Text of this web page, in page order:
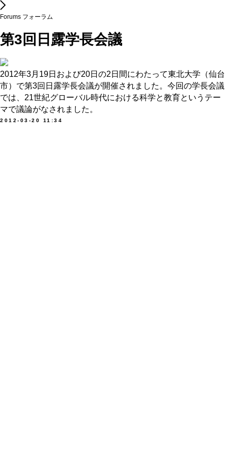
Forums フォーラム
第3回日露学長会議
2012年3月19日および20日の2日間にわたって東北大学（仙台
市）で第3回日露学長会議が開催されました。今回の学長会議
では、21世紀グローバル時代における科学と教育というテー
マで議論がなされました。
2012-03-20 11:34